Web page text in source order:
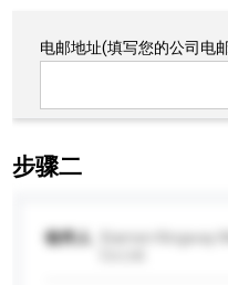
电邮地址(填写您的公司电
步骤二
收件人